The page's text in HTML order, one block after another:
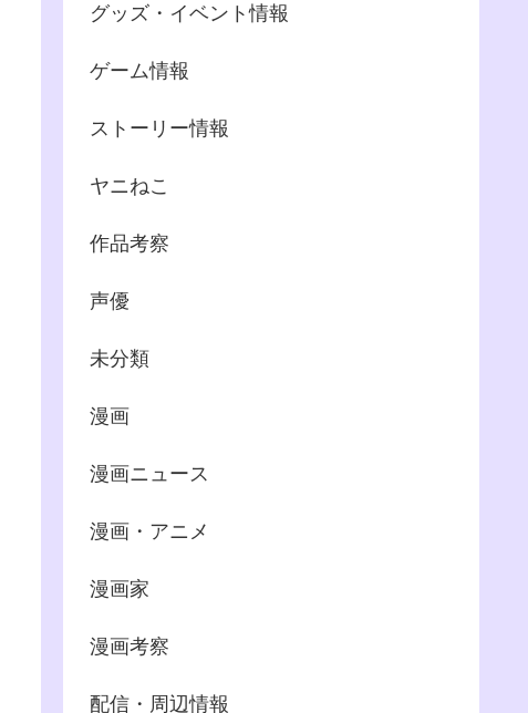
グッズ・イベント情報
ゲーム情報
ストーリー情報
ヤニねこ
作品考察
声優
未分類
漫画
漫画ニュース
漫画・アニメ
漫画家
漫画考察
配信・周辺情報